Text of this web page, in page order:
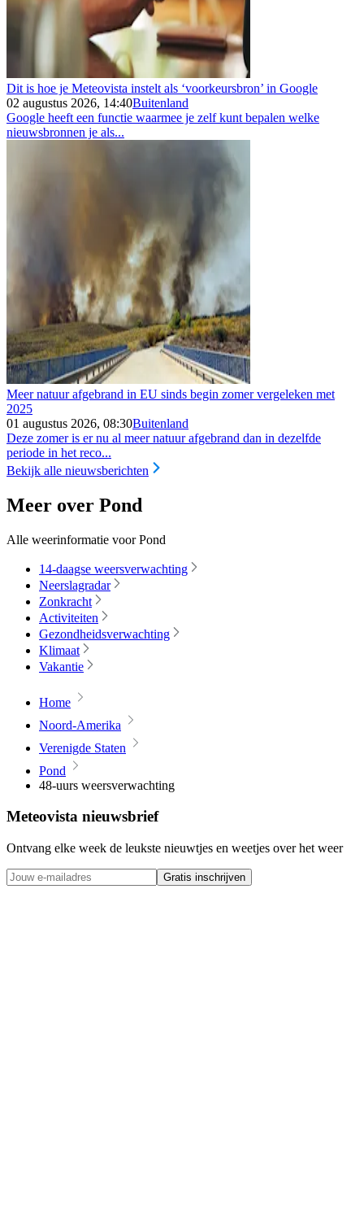
Dit is hoe je Meteovista instelt als ‘voorkeursbron’ in Google
02 augustus 2026, 14:40Buitenland
Google heeft een functie waarmee je zelf kunt bepalen welke
nieuwsbronnen je als...
Meer natuur afgebrand in EU sinds begin zomer vergeleken met
2025
01 augustus 2026, 08:30Buitenland
Deze zomer is er nu al meer natuur afgebrand dan in dezelfde
periode in het reco...
Bekijk alle nieuwsberichten
Meer over Pond
Alle weerinformatie voor Pond
14-daagse weersverwachting
Neerslagradar
Zonkracht
Activiteiten
Gezondheidsverwachting
Klimaat
Vakantie
Home
Noord-Amerika
Verenigde Staten
Pond
48-uurs weersverwachting
Meteovista nieuwsbrief
Ontvang elke week de leukste nieuwtjes en weetjes over het weer
Gratis inschrijven